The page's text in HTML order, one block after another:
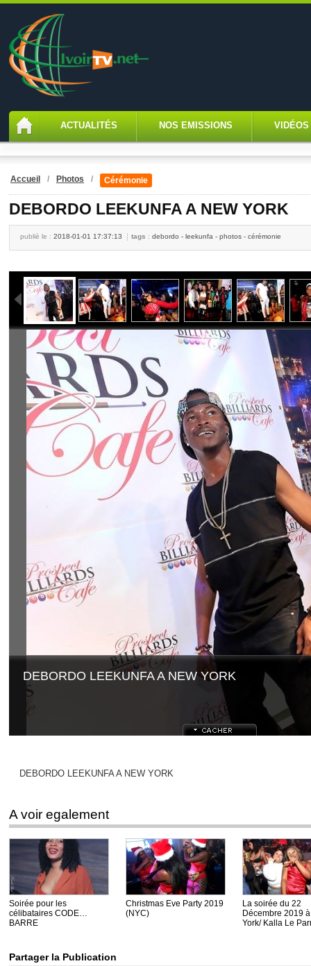
ACTUALITÉS NOS EMISSIONS VIDÉOS
Accueil / Photos / Cérémonie
DEBORDO LEEKUNFA A NEW YORK
publiè le : 2018-01-01 17:37:13 tags : debordo - leekunfa - photos - cérémonie
DEBORDO LEEKUNFA A NEW YORK
DEBORDO LEEKUNFA A NEW YORK
A voir egalement
Soirée pour les
célibataires CODE
BARRE
Christmas Eve Party 2019
(NYC)
La soirée du 22
Décembre 2019
York/ Kalla Le
Partager la Publication